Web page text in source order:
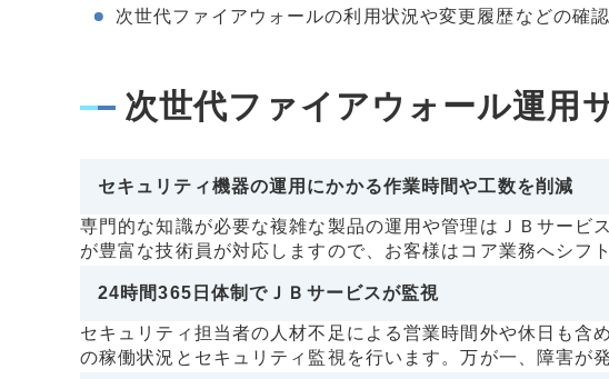
次世代ファイアウォールの利用状況や変更履歴などの確
次世代ファイアウォール運
セキュリティ機器の運用にかかる作業時間や工数を削減
専門的な知識が必要な複雑な製品の運用や管理はＪＢサービ
が豊富な技術員が対応しますので、お客様はコア業務へシフ
24時間365日体制でＪＢサービスが監視
セキュリティ担当者の人材不足による営業時間外や休日も
の稼働状況とセキュリティ監視を行います。万が一、障害が